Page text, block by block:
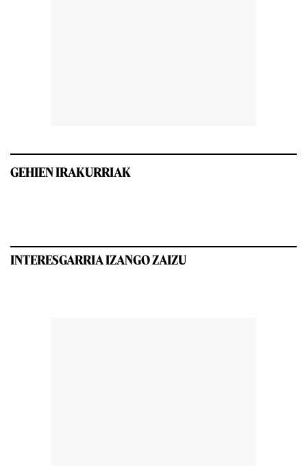
GEHIEN IRAKURRIAK
INTERESGARRIA IZANGO ZAIZU